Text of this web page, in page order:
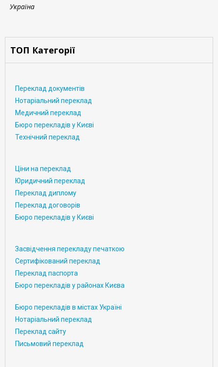
Україна
ТОП Категорії
Переклад документів
Нотаріальний переклад
Медичний переклад
Бюро перекладів у Києві
Технічний переклад
Ціни на переклад
Юридичний переклад
Переклад диплому
Переклад договорів
Бюро перекладів у Києві
Засвідчення перекладу печаткою
Сертифікований переклад
Переклад паспорта
Бюро перекладів у районах Києва
Бюро перекладів в містах Україні
Нотаріальний переклад
Переклад сайту
Письмовий переклад